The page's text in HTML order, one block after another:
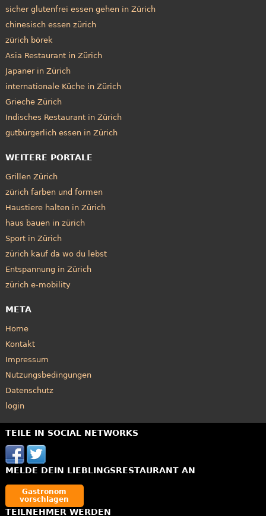
sicher glutenfrei essen gehen in Zürich
chinesisch essen zürich
zürich börek
Asia Restaurant in Zürich
Japaner in Zürich
internationale Küche in Zürich
Grieche Zürich
Indisches Restaurant in Zürich
gutbürgerlich essen in Zürich
WEITERE PORTALE
Grillen Zürich
zürich farben und formen
Haustiere halten in Zürich
haus bauen in zürich
Sport in Zürich
zürich kauf da wo du lebst
Entspannung in Zürich
zürich e-mobility
META
Home
Kontakt
Impressum
Nutzungsbedingungen
Datenschutz
login
TEILE IN SOCIAL NETWORKS
MELDE DEIN LIEBLINGSRESTAURANT AN
Gastronom
vorschlagen
TEILNEHMER WERDEN